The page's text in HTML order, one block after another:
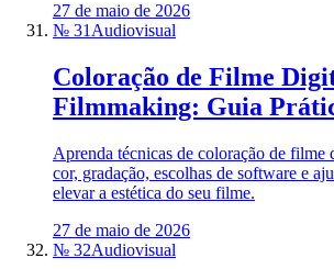
27 de maio de 2026
№ 31 Audiovisual
Coloração de Filme
Filmmaking: Guia
Aprenda técnicas de coloração de filme
cor, gradação, escolhas de software e
elevar a estética do seu filme.
27 de maio de 2026
№ 32Audiovisual